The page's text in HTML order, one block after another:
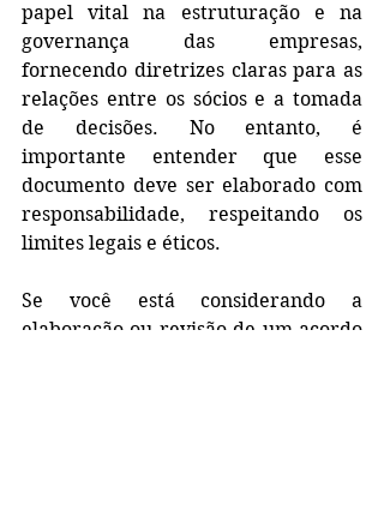
papel vital na estruturação e na
governança das empresas,
fornecendo diretrizes claras para as
relações entre os sócios e a tomada
de decisões. No entanto, é
importante entender que esse
documento deve ser elaborado com
responsabilidade, respeitando os
limites legais e éticos.
Se você está considerando a
elaboração ou revisão de um acordo